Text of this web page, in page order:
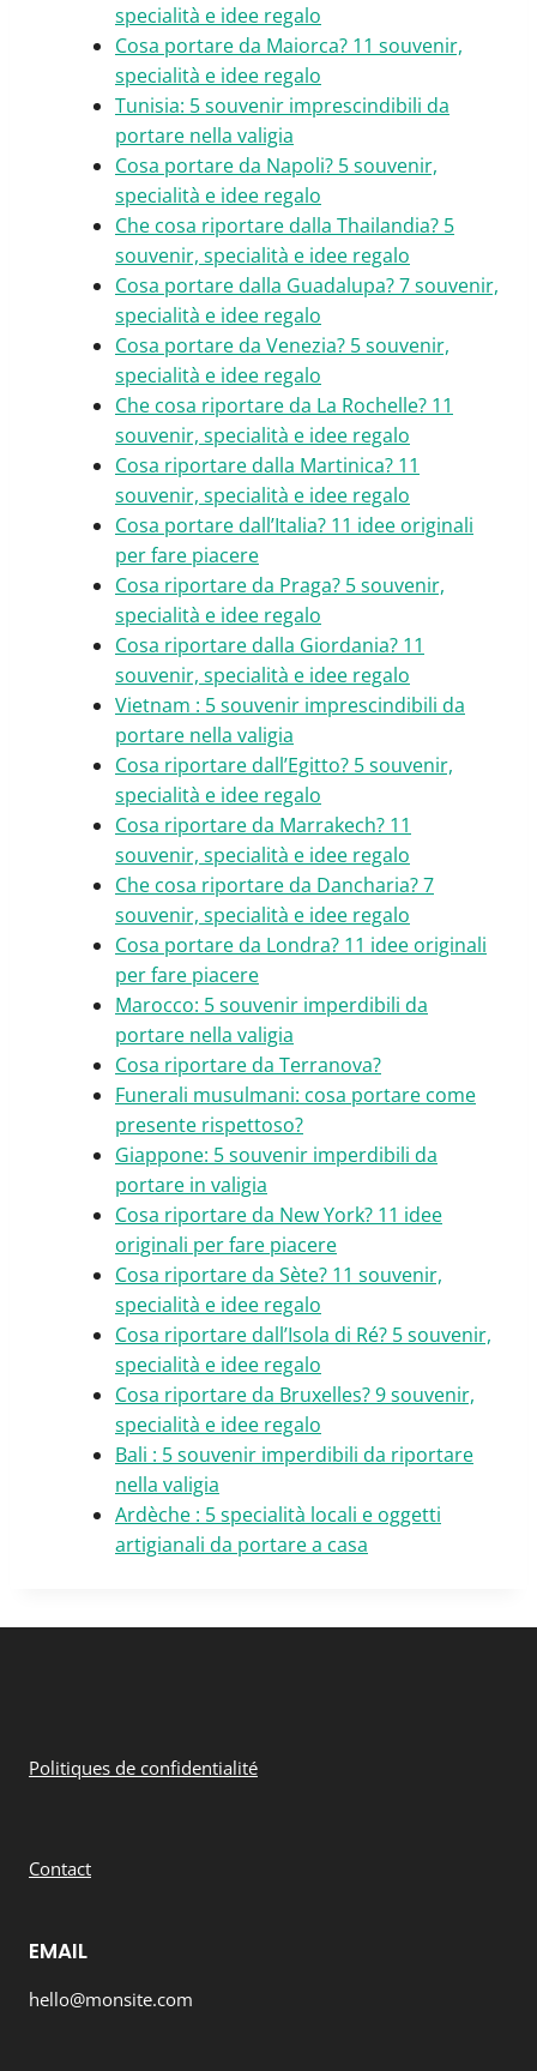
specialità e idee regalo
Cosa portare da Maiorca? 11 souvenir,
specialità e idee regalo
Tunisia: 5 souvenir imprescindibili da
portare nella valigia
Cosa portare da Napoli? 5 souvenir,
specialità e idee regalo
Che cosa riportare dalla Thailandia? 5
souvenir, specialità e idee regalo
Cosa portare dalla Guadalupa? 7 souvenir,
specialità e idee regalo
Cosa portare da Venezia? 5 souvenir,
specialità e idee regalo
Che cosa riportare da La Rochelle? 11
souvenir, specialità e idee regalo
Cosa riportare dalla Martinica? 11
souvenir, specialità e idee regalo
Cosa portare dall’Italia? 11 idee originali
per fare piacere
Cosa riportare da Praga? 5 souvenir,
specialità e idee regalo
Cosa riportare dalla Giordania? 11
souvenir, specialità e idee regalo
Vietnam : 5 souvenir imprescindibili da
portare nella valigia
Cosa riportare dall’Egitto? 5 souvenir,
specialità e idee regalo
Cosa riportare da Marrakech? 11
souvenir, specialità e idee regalo
Che cosa riportare da Dancharia? 7
souvenir, specialità e idee regalo
Cosa portare da Londra? 11 idee originali
per fare piacere
Marocco: 5 souvenir imperdibili da
portare nella valigia
Cosa riportare da Terranova?
Funerali musulmani: cosa portare come
presente rispettoso?
Giappone: 5 souvenir imperdibili da
portare in valigia
Cosa riportare da New York? 11 idee
originali per fare piacere
Cosa riportare da Sète? 11 souvenir,
specialità e idee regalo
Cosa riportare dall’Isola di Ré? 5 souvenir,
specialità e idee regalo
Cosa riportare da Bruxelles? 9 souvenir,
specialità e idee regalo
Bali : 5 souvenir imperdibili da riportare
nella valigia
Ardèche : 5 specialità locali e oggetti
artigianali da portare a casa
Politiques de confidentialité
Contact
EMAIL
hello@monsite.com